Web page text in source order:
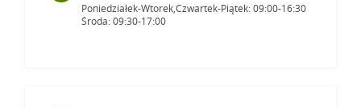
Poniedziałek-Wtorek,Czwartek-Piątek: 09:00-16:30
Środa: 09:30-17:00